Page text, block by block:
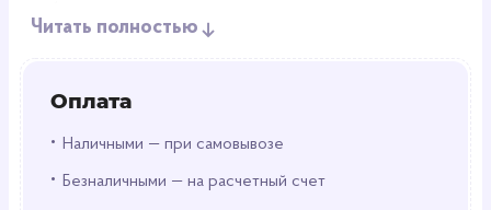
Оплата
• Наличными — при самовывозе
• Безналичными — на расчетный счет
взбодриться, он дает мощный заряд энергии.
Аромат клубники поднимает настроение, а вкус
Состав:
Кофеин (около 150 мг) – для быстрого прилива
Таурин и L-карнитин – поддерживают
Читать полностью